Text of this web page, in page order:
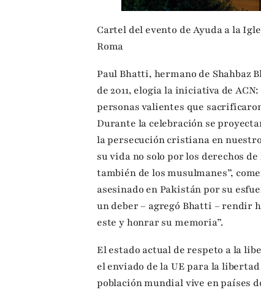
Cartel del evento de Ayuda a la
Roma
Paul Bhatti, hermano de Shahbaz
de 2011, elogia la iniciativa de
personas valientes que
Durante la celebración se
la persecución cristiana en
su vida no solo por los derechos
también de los musulmanes”,
asesinado en Pakistán por su
un deber – agregó Bhatti – rendir
este y honrar su memoria”.
El estado actual de respeto a la
el enviado de la UE para la
población mundial vive en países